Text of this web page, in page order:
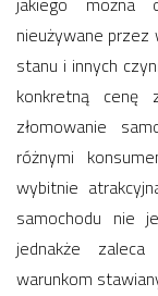
nieużywane przez
stanu i innych
konkretną cenę
złomowanie
różnymi
wybitnie
samochodu nie
jednakże
warunkom